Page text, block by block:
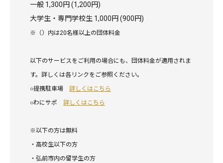
一般 1,300円 (1,200円)
大学生・専門学校生 1,000円 (900円)
※（）内は20名様以上の団体料金
以下のサービスをご利用の場合にも、団体料金が適用されま
す。詳しくは各リンクをご参照ください。
○提携駐車場 詳しくはこちら
○わにサポ 詳しくはこちら
※以下の方は無料
・高校生以下の方
・弘前市内の留学生の方